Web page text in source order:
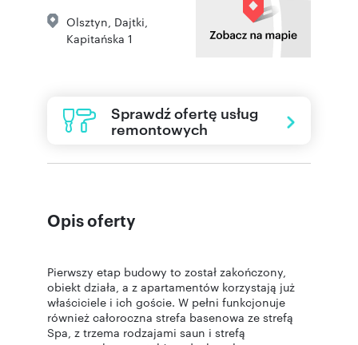
Olsztyn Dajtki
Kapitańska 1
Sprawdź ofertę usług
remontowych
Opis oferty
Pierwszy etap budowy to został zakończony,
obiekt działa, a z apartamentów korzystają już
właściciele i ich goście. W pełni funkcjonuje
również całoroczna strefa basenowa ze strefą
Spa, z trzema rodzajami saun i strefą